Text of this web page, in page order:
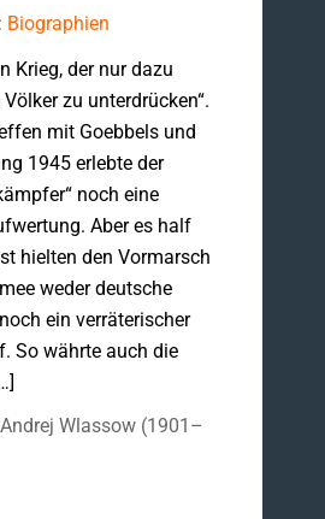
Biographien
Krieg, der nur dazu
zu unterdrücken“.
mit Goebbels und
1945 erlebte der
noch eine
Aber es half
hielten den Vormarsch
weder deutsche
ein verräterischer
So währte auch die
Andrej Wlassow (1901–